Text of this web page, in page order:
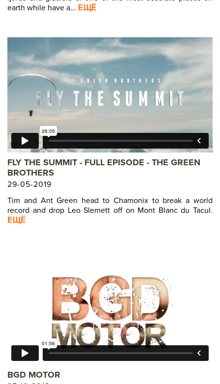
earth while have a... ЕЩЁ
FLY THE SUMMIT - FULL EPISODE - THE GREEN
BROTHERS
29-05-2019
Tim and Ant Green head to Chamonix to break a world
record and drop Leo Slemett off on Mont Blanc du Tacul.
ЕЩЁ
BGD MOTOR